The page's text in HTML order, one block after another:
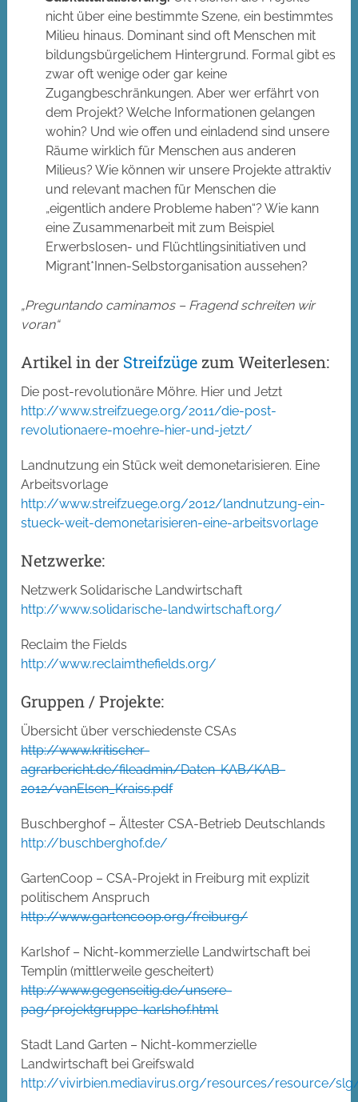
nicht über eine bestimmte Szene, ein bestimmtes
Milieu hinaus. Dominant sind oft Menschen mit
bildungsbürgelichem Hintergrund. Formal gibt es
zwar oft wenige oder gar keine
Zugangbeschränkungen. Aber wer erfährt von
dem Projekt? Welche Informationen gelangen
wohin? Und wie offen und einladend sind unsere
Räume wirklich für Menschen aus anderen
Milieus? Wie können wir unsere Projekte attraktiv
und relevant machen für Menschen die
„eigentlich andere Probleme haben“? Wie kann
eine Zusammenarbeit mit zum Beispiel
Erwerbslosen- und Flüchtlingsinitiativen und
Migrant*Innen-Selbstorganisation aussehen?
„Preguntando caminamos – Fragend schreiten wir
voran“
Artikel in der Streifzüge zum Weiterlesen:
Die post-revolutionäre Möhre. Hier und Jetzt
http://www.streifzuege.org/2011/die-post-
revolutionaere-moehre-hier-und-jetzt/
Landnutzung ein Stück weit demonetarisieren. Eine
Arbeitsvorlage
http://www.streifzuege.org/2012/landnutzung-ein-
stueck-weit-demonetarisieren-eine-arbeitsvorlage
Netzwerke:
Netzwerk Solidarische Landwirtschaft
http://www.solidarische-landwirtschaft.org/
Reclaim the Fields
http://www.reclaimthefields.org/
Gruppen / Projekte:
Übersicht über verschiedenste CSAs
http://www.kritischer-
agrarbericht.de/fileadmin/Daten-KAB/KAB-
2012/vanElsen_Kraiss.pdf
Buschberghof – Ältester CSA-Betrieb Deutschlands
http://buschberghof.de/
GartenCoop – CSA-Projekt in Freiburg mit explizit
politischem Anspruch
http://www.gartencoop.org/freiburg/
Karlshof – Nicht-kommerzielle Landwirtschaft bei
Templin (mittlerweile gescheitert)
http://www.gegenseitig.de/unsere-
pag/projektgruppe-karlshof.html
Stadt Land Garten – Nicht-kommerzielle
Landwirtschaft bei Greifswald
http://vivirbien.mediavirus.org/resources/resource/